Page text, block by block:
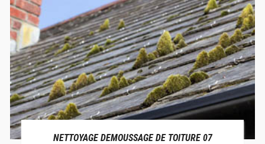
NETTOYAGE DEMOUSSAGE DE TOITURE 07